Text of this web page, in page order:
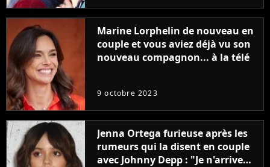
Marine Lorphelin de nouveau en
couple et vous aviez déjà vu son
nouveau compagnon... à la télé
9 octobre 2023
Jenna Ortega furieuse après les
rumeurs qui la disent en couple
avec Johnny Depp : "Je n'arrive